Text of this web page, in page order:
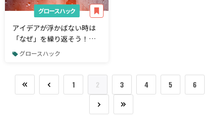
グロースハック
アイデアが浮かばない時は
「なぜ」を繰り返そう！
「クエスチョンストーミン
グロースハック
1 2 3 4 5 6